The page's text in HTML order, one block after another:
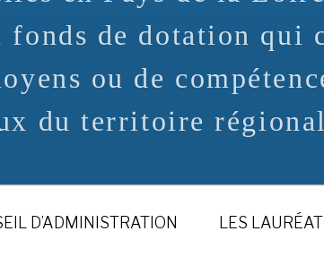
fonds de dotation qui
ou de
du territoire
D’ADMINISTRATION LES